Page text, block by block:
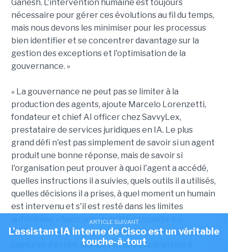
Ganesh. L'intervention humaine est toujours
nécessaire pour gérer ces évolutions au fil du temps,
mais nous devons les minimiser pour les processus
bien identifier et se concentrer davantage sur la
gestion des exceptions et l'optimisation de la
gouvernance. »
« La gouvernance ne peut pas se limiter à la
production des agents, ajoute Marcelo Lorenzetti,
fondateur et chief AI officer chez SavvyLex,
prestataire de services juridiques en IA. Le plus
grand défi n'est pas simplement de savoir si un agent
produit une bonne réponse, mais de savoir si
l'organisation peut prouver à quoi l'agent a accédé,
quelles instructions il a suivies, quels outils il a utilisés,
quelles décisions il a prises, à quel moment un humain
est intervenu et s'il est resté dans les limites
autorisées. » Sans une visibilité complète sur
l'exécution, les entreprises se retrouvent avec des
captures d'écran, des logs et des explications a
ARTICLE SUIVANT
L'assistant IA interne de Cisco est un véritable
touche-à-tout